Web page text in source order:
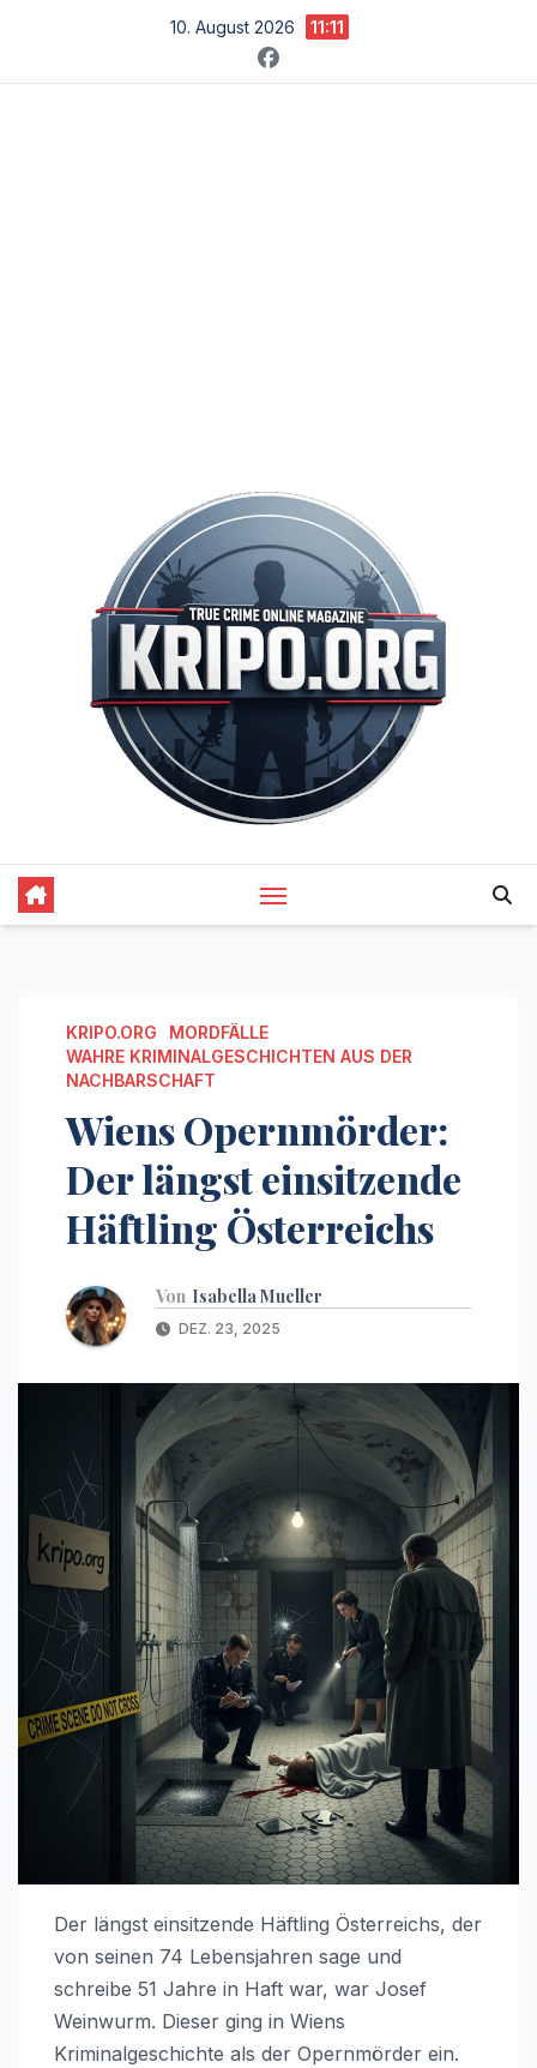
springen
10. August 2026 11:11
KRIPO.ORG
MORDFÄLLE
WAHRE KRIMINALGESCHICHTEN AUS DER
NACHBARSCHAFT
Wiens Opernmörder:
Der längst einsitzende
Häftling Österreichs
Von Isabella Mueller
DEZ. 23, 2025
Der längst einsitzende Häftling Österreichs, der
von seinen 74 Lebensjahren sage und
schreibe 51 Jahre in Haft war, war Josef
Weinwurm. Dieser ging in Wiens
Kriminalgeschichte als der Opernmörder ein.